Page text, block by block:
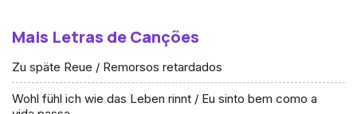
Mais Letras de Canções
Zu späte Reue / Remorsos retardados
Wohl fühl ich wie das Leben rinnt / Eu sinto bem como a